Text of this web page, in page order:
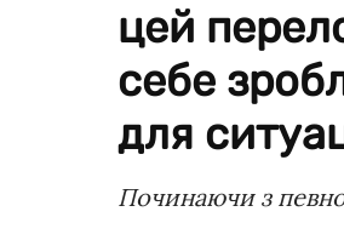
цей
себе
для
Починаючи з